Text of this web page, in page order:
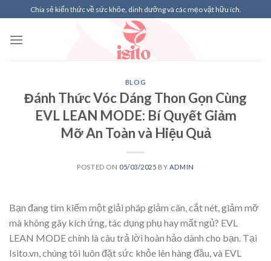
to
content
Chia sẻ kiến thức về sức khỏe, dinh dưỡng và các mẹo vặt hữu ích.
BLOG
Đánh Thức Vóc Dáng Thon Gọn Cùng
EVL LEAN MODE: Bí Quyết Giảm
Mỡ An Toàn và Hiệu Quả
POSTED ON 05/03/2025 BY ADMIN
Bạn đang tìm kiếm một giải pháp giảm cân, cắt nét, giảm mỡ
mà không gây kích ứng, tác dụng phụ hay mất ngủ? EVL
LEAN MODE chính là câu trả lời hoàn hảo dành cho bạn. Tại
Isito.vn, chúng tôi luôn đặt sức khỏe lên hàng đầu, và EVL